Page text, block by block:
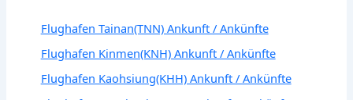
Flughafen Tainan(TNN) Ankunft / Ankünfte
Flughafen Kinmen(KNH) Ankunft / Ankünfte
Flughafen Kaohsiung(KHH) Ankunft / Ankünfte